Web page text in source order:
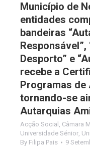
Município de
entidades
bandeiras
Desporto” e
recebe a
Programas de
tornando-se
Autarquias
Acção Social , Câmara
Universidade Sénior,
By Filipa Pais 9